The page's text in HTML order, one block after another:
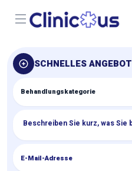
Open menu
SCHNELLES ANGEBOT